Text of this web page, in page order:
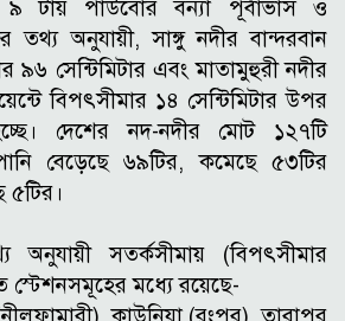
টায় পাউবোর বন্যা পূর্বাভাস ও
তথ্য অনুযায়ী, সাঙ্গু নদীর বান্দরবান
৯৬ সেন্টিমিটার এবং মাতামুহুরী নদীর
বিপৎসীমার ১৪ সেন্টিমিটার উপর
দেশের নদ-নদীর মোট ১২৭টি
বেড়েছে ৬৯টির, কমেছে ৫৩টির
৫টির।
সতর্কসীমায় (বিপৎসীমার
স্টেশনসমূহের মধ্যে রয়েছে-